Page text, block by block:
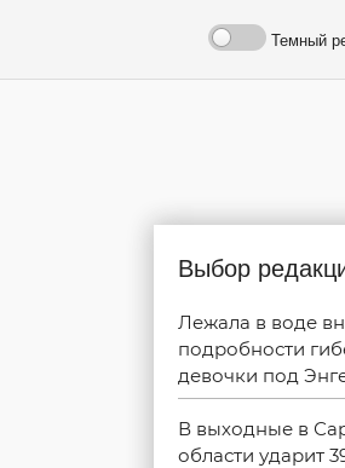
Темный
Выбор
Лежала в воде
подробности
девочки под
В выходные в
области ударит